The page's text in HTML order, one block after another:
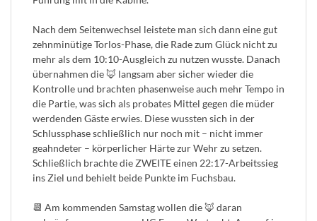
Nach dem Seitenwechsel leistete man sich dann eine gut
zehnminütige Torlos-Phase, die Rade zum Glück nicht zu
mehr als dem 10:10-Ausgleich zu nutzen wusste. Danach
übernahmen die 🦊 langsam aber sicher wieder die
Kontrolle und brachten phasenweise auch mehr Tempo in
die Partie, was sich als probates Mittel gegen die müder
werdenden Gäste erwies. Diese wussten sich in der
Schlussphase schließlich nur noch mit – nicht immer
geahndeter – körperlicher Härte zur Wehr zu setzen.
Schließlich brachte die ZWEITE einen 22:17-Arbeitssieg
ins Ziel und behielt beide Punkte im Fuchsbau.
📆 Am kommenden Samstag wollen die 🦊 daran